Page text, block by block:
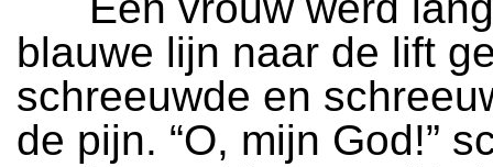
blauwe lijn naar de lift
schreeuwde en
de pijn. “O, mijn God!”